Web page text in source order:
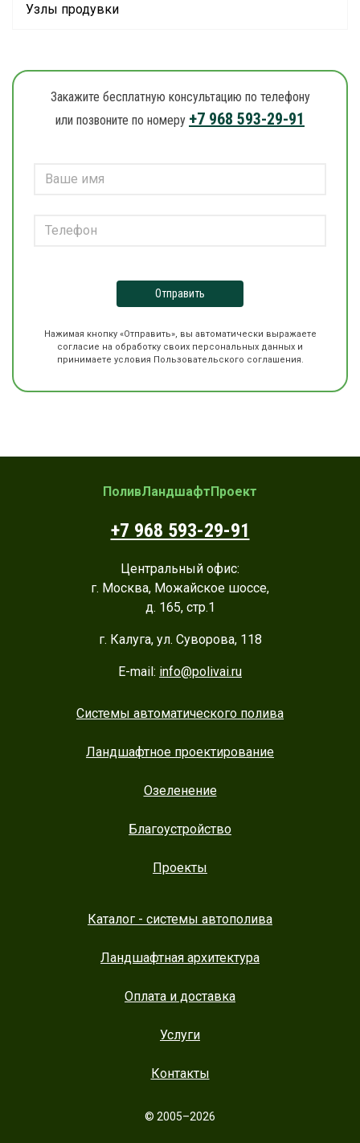
Узлы продувки
Закажите бесплатную консультацию по телефону
или позвоните по номеру +7 968 593-29-91
Отправить
Нажимая кнопку «Отправить», вы автоматически выражаете
согласие на обработку своих персональных данных и
принимаете условия Пользовательского соглашения.
ПоливЛандшафтПроект
+7 968 593-29-91
Центральный офис:
г. Москва, Можайское шоссе,
д. 165, стр.1
г. Калуга, ул. Суворова, 118
E-mail: info@polivai.ru
Системы автоматического полива
Ландшафтное проектирование
Озеленение
Благоустройство
Проекты
Каталог - системы автополива
Ландшафтная архитектура
Оплата и доставка
Услуги
Контакты
© 2005–2026